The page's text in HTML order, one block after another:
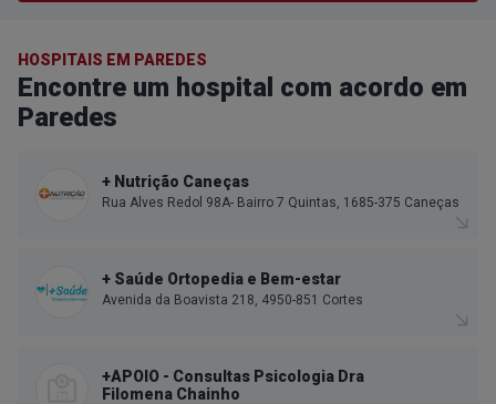
HOSPITAIS EM PAREDES
Encontre um hospital com acordo em
Paredes
+ Nutrição Caneças
Rua Alves Redol 98A- Bairro 7 Quintas, 1685-375 Caneças
+ Saúde Ortopedia e Bem-estar
Avenida da Boavista 218, 4950-851 Cortes
+APOIO - Consultas Psicologia Dra
Filomena Chainho